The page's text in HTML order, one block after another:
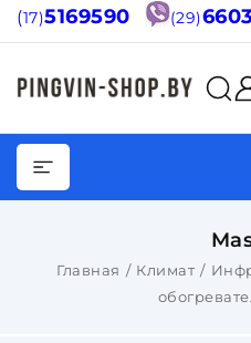
(17)5169590 (29)
Главная Климат